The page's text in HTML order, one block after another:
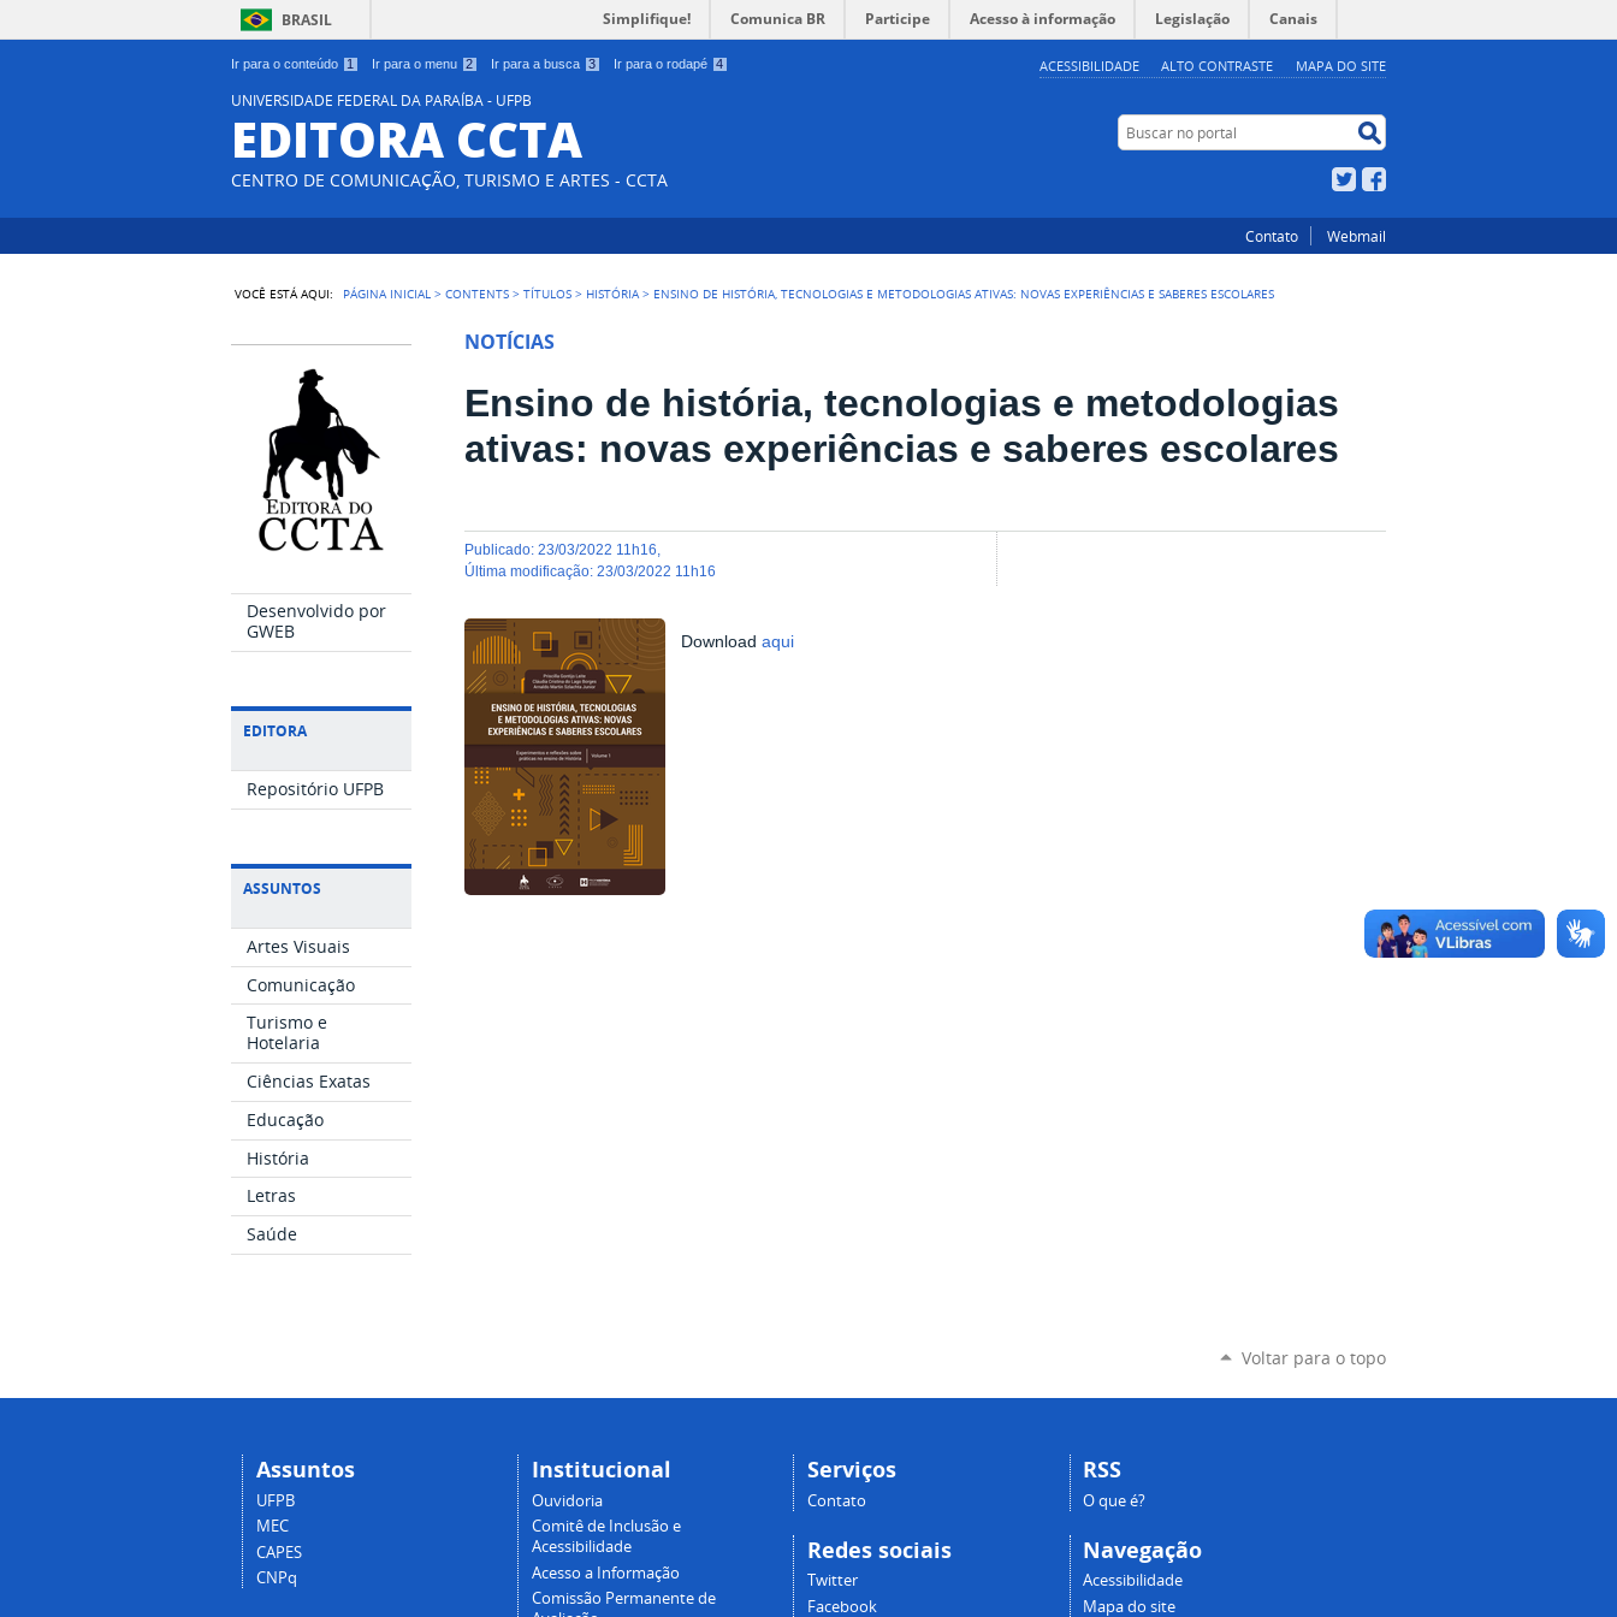
Ir para o conteúdo 1 Ir para o menu 2 Ir para a busca 3 Ir para o rodapé 4 ACESSIBILIDADE ALTO CONTRASTE MAPA DO SITE
BRASIL Simplifique! Comunica BR Participe Acesso à informação Legislação Canais
UNIVERSIDADE FEDERAL DA PARAÍBA - UFPB
EDITORA CCTA
CENTRO DE COMUNICAÇÃO, TURISMO E ARTES - CCTA
Buscar no portal
Twitter
Contato Webmail
VOCÊ ESTÁ AQUI: PÁGINA INICIAL >CONTENTS >TÍTULOS > HISTÓRIA > ENSINO DE HISTÓRIA, TECNOLOGIAS E METODOLOGIAS ATIVAS: NOVAS EXPERIÊNCIAS E SABERES ESCOLARES
Desenvolvido por
GWEB
EDITORA
Repositório UFPB
ASSUNTOS
Artes Visuais
Comunicação
Turismo e
Hotelaria
Ciências Exatas
Educação
História
Letras
Saúde
NOTÍCIAS
Ensino de história, tecnologias e metodologias
ativas: novas experiências e saberes escolares
publicado:23/03/2022 11h16
última modificação:23/03/2022 11h16
Download aqui
Voltar para o topo
Assuntos
UFPB
MEC
CAPES
CNPq
Institucional
Ouvidoria
Comitê de Inclusão e
Acessibilidade
Acesso a Informação
Comissão Permanente de
Serviços
Contato
Redes sociais
Twitter
Facebook
RSS
O que é?
Navegação
Acessibilidade
Mapa do site